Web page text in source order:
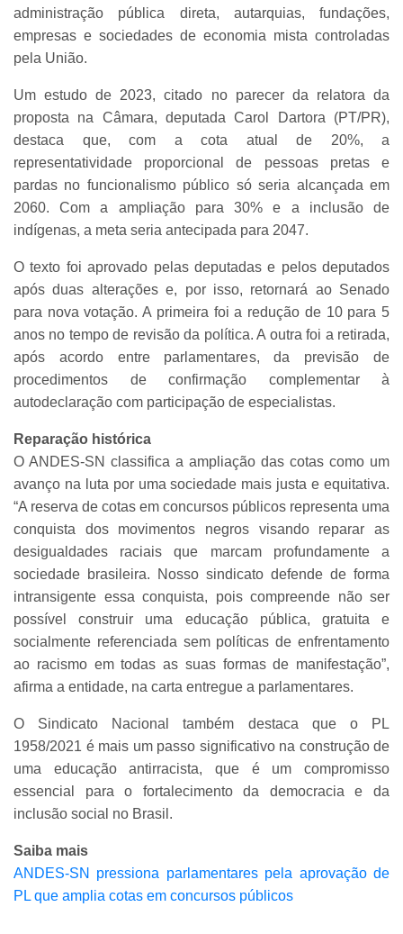
administração pública direta, autarquias, fundações,
empresas e sociedades de economia mista controladas
pela União.
Um estudo de 2023, citado no parecer da relatora da
proposta na Câmara, deputada Carol Dartora (PT/PR),
destaca que, com a cota atual de 20%, a
representatividade proporcional de pessoas pretas e
pardas no funcionalismo público só seria alcançada em
2060. Com a ampliação para 30% e a inclusão de
indígenas, a meta seria antecipada para 2047.
O texto foi aprovado pelas deputadas e pelos deputados
após duas alterações e, por isso, retornará ao Senado
para nova votação. A primeira foi a redução de 10 para 5
anos no tempo de revisão da política. A outra foi a retirada,
após acordo entre parlamentares, da previsão de
procedimentos de confirmação complementar à
autodeclaração com participação de especialistas.
Reparação histórica
O ANDES-SN classifica a ampliação das cotas como um
avanço na luta por uma sociedade mais justa e equitativa.
“A reserva de cotas em concursos públicos representa uma
conquista dos movimentos negros visando reparar as
desigualdades raciais que marcam profundamente a
sociedade brasileira. Nosso sindicato defende de forma
intransigente essa conquista, pois compreende não ser
possível construir uma educação pública, gratuita e
socialmente referenciada sem políticas de enfrentamento
ao racismo em todas as suas formas de manifestação”,
afirma a entidade, na carta entregue a parlamentares.
O Sindicato Nacional também destaca que o PL
1958/2021 é mais um passo significativo na construção de
uma educação antirracista, que é um compromisso
essencial para o fortalecimento da democracia e da
inclusão social no Brasil.
Saiba mais
ANDES-SN pressiona parlamentares pela aprovação de
PL que amplia cotas em concursos públicos